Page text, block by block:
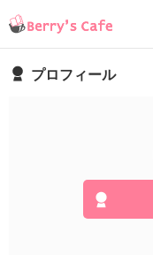
プロフィール